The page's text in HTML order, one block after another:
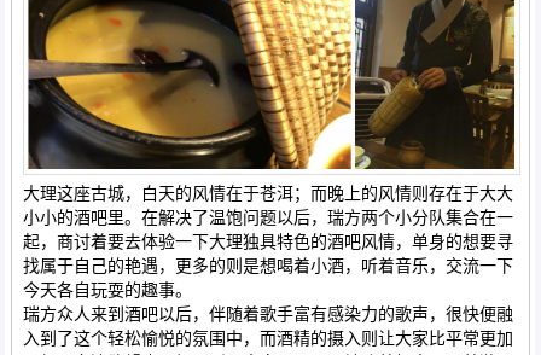
大理这座古城，白天的风情在于苍洱；而晚上的风情则存在于大大
小小的酒吧里。在解决了温饱问题以后，瑞方两个小分队集合在一
起，商讨着要去体验一下大理独具特色的酒吧风情，单身的想要寻
找属于自己的艳遇，更多的则是想喝着小酒，听着音乐，交流一下
今天各自玩耍的趣事。
瑞方众人来到酒吧以后，伴随着歌手富有感染力的歌声，很快便融
入到了这个轻松愉悦的氛围中，而酒精的摄入则让大家比平常更加